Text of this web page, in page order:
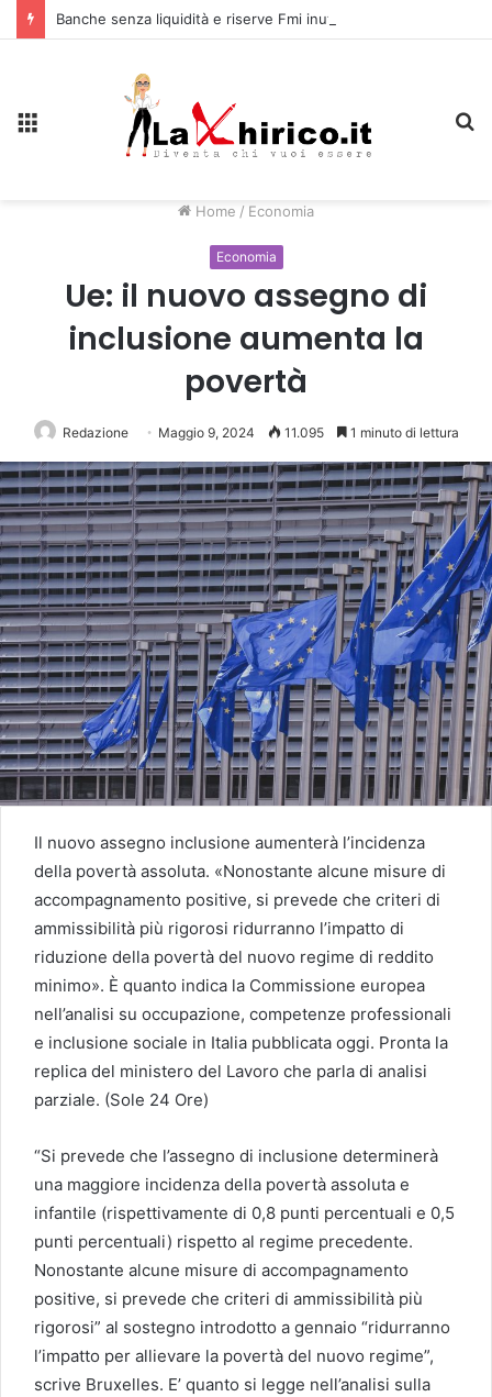
Home / Economia
Economia
Ue: il nuovo assegno di
inclusione aumenta la
povertà
Redazione Maggio 9, 2024 11.095 1 minuto di lettura
Il nuovo assegno inclusione aumenterà l’incidenza
della povertà assoluta. «Nonostante alcune misure di
accompagnamento positive, si prevede che criteri di
ammissibilità più rigorosi ridurranno l’impatto di
riduzione della povertà del nuovo regime di reddito
minimo». È quanto indica la Commissione europea
nell’analisi su occupazione, competenze professionali
e inclusione sociale in Italia pubblicata oggi. Pronta la
replica del ministero del Lavoro che parla di analisi
parziale. (Sole 24 Ore)
“Si prevede che l’assegno di inclusione determinerà
una maggiore incidenza della povertà assoluta e
infantile (rispettivamente di 0,8 punti percentuali e 0,5
punti percentuali) rispetto al regime precedente.
Nonostante alcune misure di accompagnamento
positive, si prevede che criteri di ammissibilità più
rigorosi” al sostegno introdotto a gennaio “ridurranno
l’impatto per allievare la povertà del nuovo regime”,
scrive Bruxelles. E’ quanto si legge nell’analisi sulla